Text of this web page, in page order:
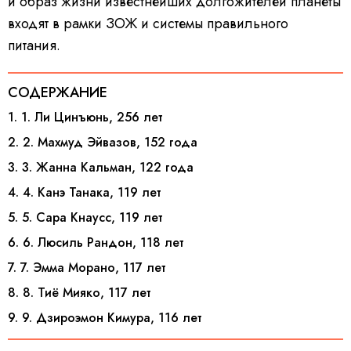
входят в рамки ЗОЖ и системы правильного
питания.
СОДЕРЖАНИЕ
1. 1. Ли Цинъюнь, 256 лет
2. 2. Махмуд Эйвазов, 152 года
3. 3. Жанна Кальман, 122 года
4. 4. Канэ Танака, 119 лет
5. 5. Сара Кнаусс, 119 лет
6. 6. Люсиль Рандон, 118 лет
7. 7. Эмма Морано, 117 лет
8. 8. Тиё Мияко, 117 лет
9. 9. Дзироэмон Кимура, 116 лет